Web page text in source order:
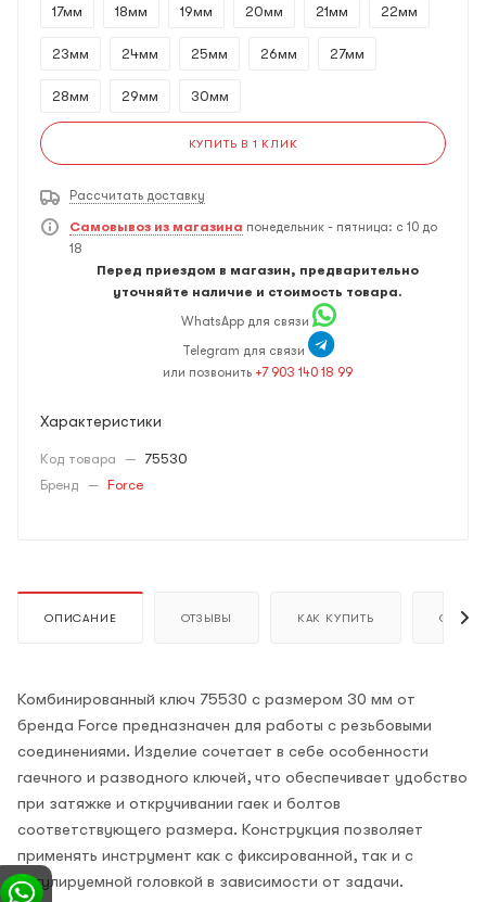
17мм 18мм 19мм 20мм 21мм 22мм
23мм 24мм 25мм 26мм 27мм
28мм 29мм 30мм
КУПИТЬ В 1 КЛИК
Рассчитать доставку
Самовывоз из магазина понедельник - пятница: с 10 до
18
Перед приездом в магазин, предварительно
уточняйте наличие и стоимость товара.
WhatsApp для связи
Telegram для связи
или позвонить +7 903 140 18 99
Характеристики
Код товара — 75530
Бренд — Force
ОПИСАНИЕ ОТЗЫВЫ КАК КУПИТЬ ОПЛАТА
Комбинированный ключ 75530 с размером 30 мм от
бренда Force предназначен для работы с резьбовыми
соединениями. Изделие сочетает в себе особенности
гаечного и разводного ключей, что обеспечивает удобство
при затяжке и откручивании гаек и болтов
соответствующего размера. Конструкция позволяет
применять инструмент как с фиксированной, так и с
регулируемной головкой в зависимости от задачи.